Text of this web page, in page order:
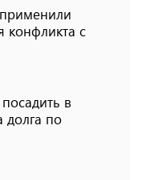
конфликта с
в
долга по